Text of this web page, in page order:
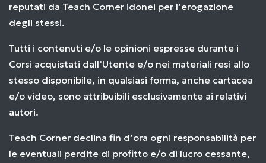
reputati da Teach Corner idonei per l’erogazione
degli stessi.
Tutti i contenuti e/o le opinioni espresse durante i
Corsi acquistati dall’Utente e/o nei materiali resi allo
stesso disponibile, in qualsiasi forma, anche cartacea
e/o video, sono attribuibili esclusivamente ai relativi
autori.
Teach Corner declina fin d’ora ogni responsabilità per
le eventuali perdite di profitto e/o di lucro cessante,